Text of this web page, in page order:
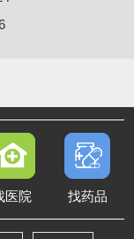
医院 找药品